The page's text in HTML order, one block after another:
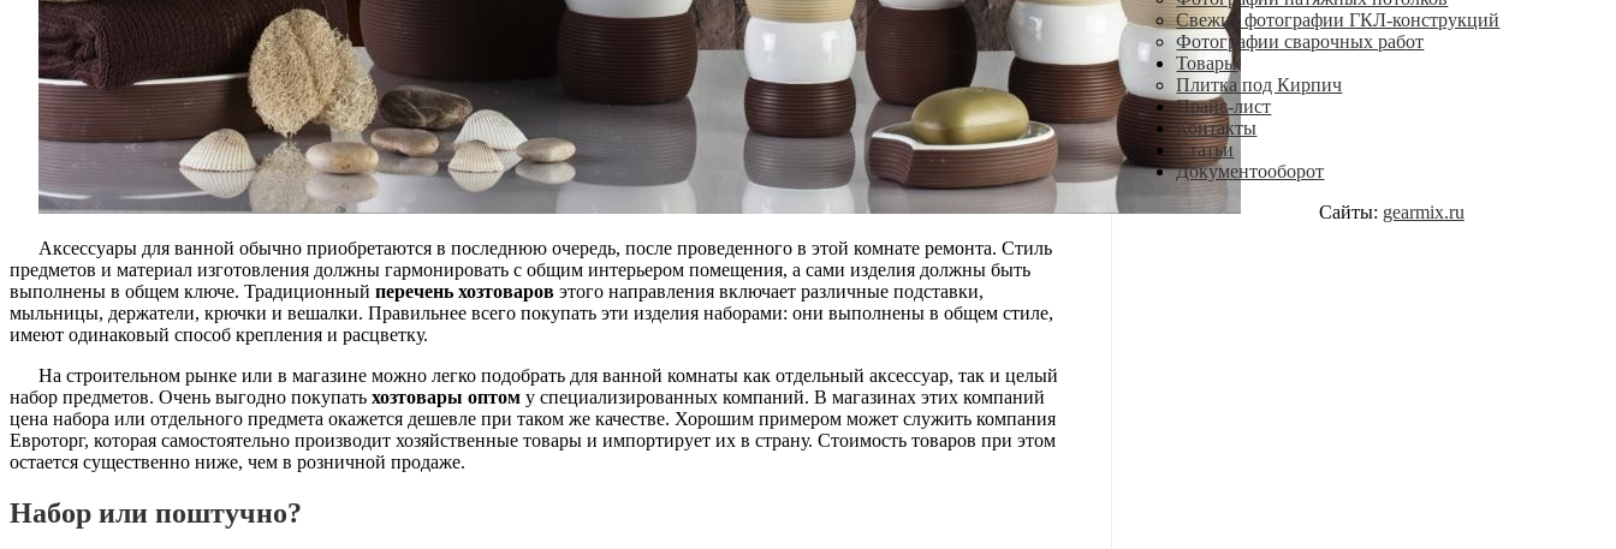
Аксессуары для ванной обычно приобретаются в последнюю очередь, после проведенного в этой комнате ремонта. Стиль
предметов и материал изготовления должны гармонировать с общим интерьером помещения, а сами изделия должны быть
выполнены в общем ключе. Традиционный перечень хозтоваров этого направления включает различные подставки,
мыльницы, держатели, крючки и вешалки. Правильнее всего покупать эти изделия наборами: они выполнены в общем стиле,
имеют одинаковый способ крепления и расцветку.
На строительном рынке или в магазине можно легко подобрать для ванной комнаты как отдельный аксессуар, так и целый
набор предметов. Очень выгодно покупать хозтовары оптом у специализированных компаний. В магазинах этих компаний
цена набора или отдельного предмета окажется дешевле при таком же качестве. Хорошим примером может служить компания
Евроторг, которая самостоятельно производит хозяйственные товары и импортирует их в страну. Стоимость товаров при этом
остается существенно ниже, чем в розничной продаже.
Набор или поштучно?
Свежие фотографии ГКЛ-конструкций
Фотографии сварочных работ
Товары
Плитка под Кирпич
Прайс-лист
Контакты
Статьи
Документооборот
Сайты: gearmix.ru